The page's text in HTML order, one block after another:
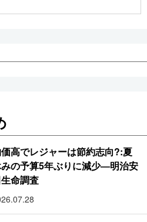
高でレジャーは節約志向?:夏
の予算5年ぶりに減少―明治安
命調査